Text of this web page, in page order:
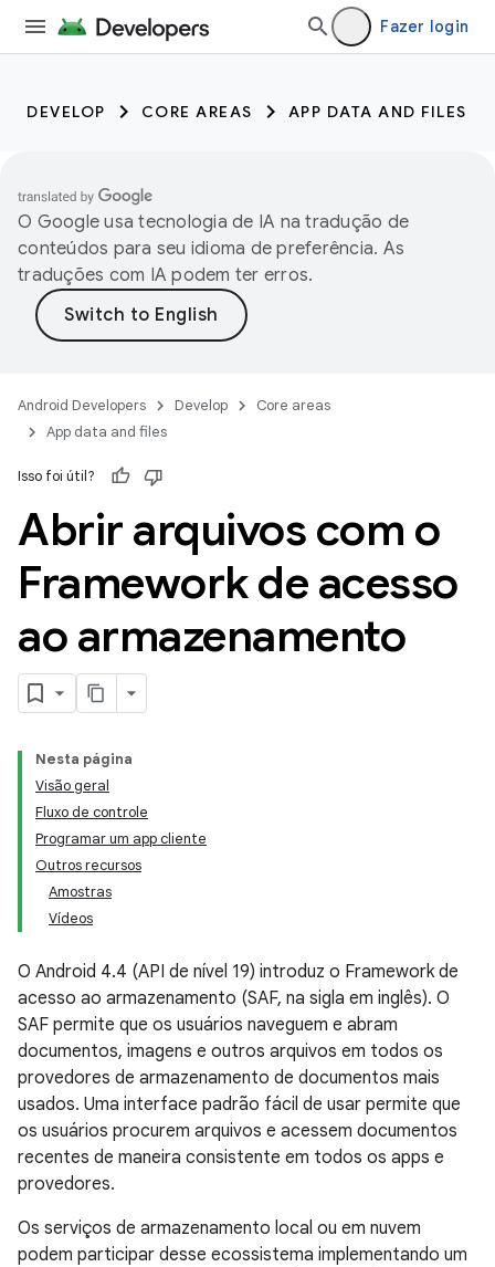
Fazer login
DEVELOP CORE AREAS APP DATA AND FILES
O Google usa tecnologia de IA na tradução de
conteúdos para seu idioma de preferência. As
traduções com IA podem ter erros.
Android Developers Develop
Core areas
App data and files
Isso foi útil?
Abrir arquivos com o
Framework de acesso
ao armazenamento
Nesta página
Visão geral
Fluxo de controle
Programar um app cliente
Outros recursos
Amostras
Vídeos
O Android 4.4 (API de nível 19) introduz o Framework de
acesso ao armazenamento (SAF, na sigla em inglês). O
SAF permite que os usuários naveguem e abram
documentos, imagens e outros arquivos em todos os
provedores de armazenamento de documentos mais
usados. Uma interface padrão fácil de usar permite que
os usuários procurem arquivos e acessem documentos
recentes de maneira consistente em todos os apps e
provedores.
Os serviços de armazenamento local ou em nuvem
podem participar desse ecossistema implementando um